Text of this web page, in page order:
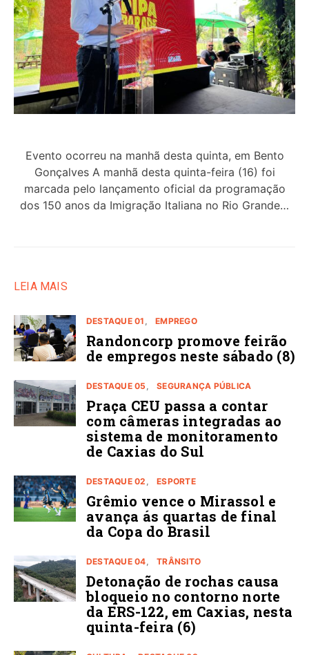
Evento ocorreu na manhã desta quinta, em Bento
Gonçalves A manhã desta quinta-feira (16) foi
marcada pelo lançamento oficial da programação
dos 150 anos da Imigração Italiana no Rio Grande…
LEIA MAIS
DESTAQUE 01 EMPREGO
Randoncorp promove feirão
de empregos neste sábado (8)
DESTAQUE 05 SEGURANÇA PÚBLICA
Praça CEU passa a contar
com câmeras integradas ao
sistema de monitoramento
de Caxias do Sul
DESTAQUE 02 ESPORTE
Grêmio vence o Mirassol e
avança ás quartas de final
da Copa do Brasil
DESTAQUE 04 TRÂNSITO
Detonação de rochas causa
bloqueio no contorno norte
da ERS-122, em Caxias, nesta
quinta-feira (6)